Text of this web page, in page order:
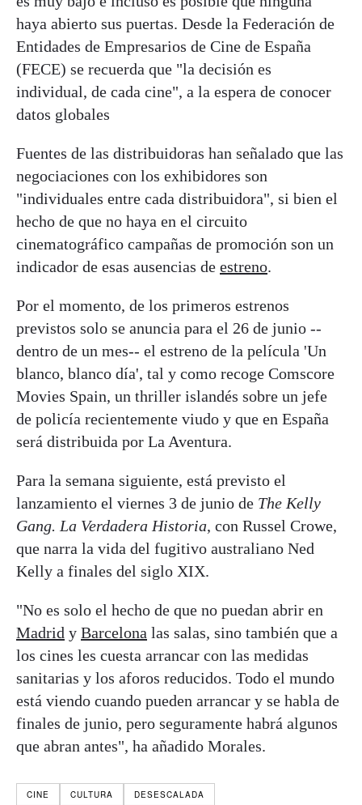
haya abierto sus puertas. Desde la Federación de
Entidades de Empresarios de Cine de España
(FECE) se recuerda que "la decisión es
individual, de cada cine", a la espera de conocer
datos globales
Fuentes de las distribuidoras han señalado que las
negociaciones con los exhibidores son
"individuales entre cada distribuidora", si bien el
hecho de que no haya en el circuito
cinematográfico campañas de promoción son un
indicador de esas ausencias de estreno.
Por el momento, de los primeros estrenos
previstos solo se anuncia para el 26 de junio --
dentro de un mes-- el estreno de la película 'Un
blanco, blanco día', tal y como recoge Comscore
Movies Spain, un thriller islandés sobre un jefe
de policía recientemente viudo y que en España
será distribuida por La Aventura.
Para la semana siguiente, está previsto el
lanzamiento el viernes 3 de junio de The Kelly
Gang. La Verdadera Historia, con Russel Crowe,
que narra la vida del fugitivo australiano Ned
Kelly a finales del siglo XIX.
"No es solo el hecho de que no puedan abrir en
Madrid y Barcelona las salas, sino también que a
los cines les cuesta arrancar con las medidas
sanitarias y los aforos reducidos. Todo el mundo
está viendo cuando pueden arrancar y se habla de
finales de junio, pero seguramente habrá algunos
que abran antes", ha añadido Morales.
CINE CULTURA DESESCALADA